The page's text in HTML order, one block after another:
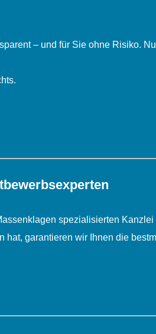
– und für Sie ohne Risiko.
spezialisierten
hat, garantieren wir Ihnen die